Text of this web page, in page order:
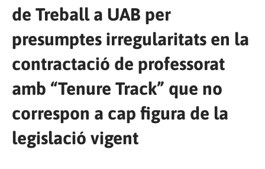
de Treball a UAB per
presumptes irregularitats en la
contractació de professorat
amb “Tenure Track” que no
correspon a cap figura de la
legislació vigent